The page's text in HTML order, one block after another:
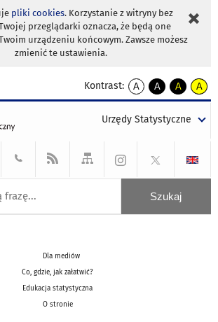
pliki cookies. Korzystanie z witryny bez
przeglądarki oznacza, że będą one
urządzeniu końcowym. Zawsze możesz
zmienić te ustawienia.
Kontrast:
A
kontrast
A
kontrast
tekst
czarnym
A
kontrast
tekst
czarnym
A
tekst
żółtym
Urzędy Statystyczne
Dla mediów
Co, gdzie, jak załatwić?
Edukacja statystyczna
O stronie